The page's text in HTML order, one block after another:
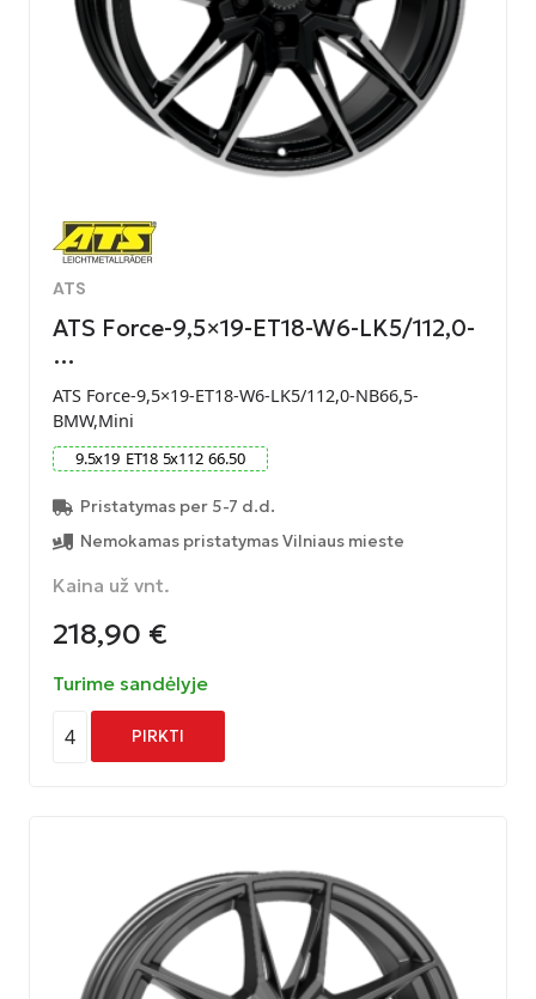
ATS
ATS Force-9,5×19-ET18-W6-LK5/112,0-
…
ATS Force-9,5×19-ET18-W6-LK5/112,0-NB66,5-
BMW,Mini
9.5x19 ET18 5x112 66.50
Pristatymas per 5-7 d.d.
Nemokamas pristatymas Vilniaus mieste
Kaina už vnt.
218,90 €
Turime sandėlyje
4 PIRKTI